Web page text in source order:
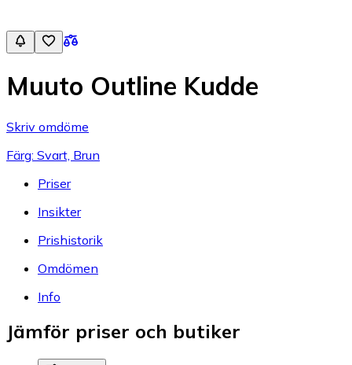
Muuto Outline Kudde
Skriv omdöme
Färg: Svart, Brun
Priser
Insikter
Prishistorik
Omdömen
Info
Jämför priser och butiker